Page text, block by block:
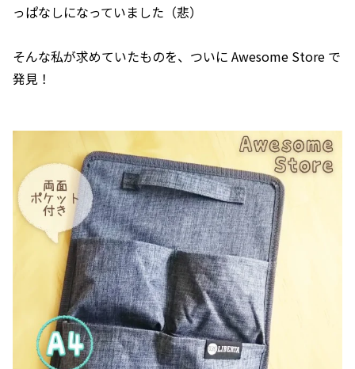
っぱなしになっていました（悲）
そんな私が求めていたものを、ついに Awesome Store で
発見！